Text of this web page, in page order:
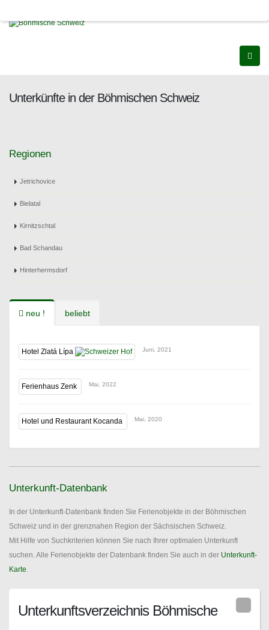
Unterkünfte in der Böhmischen Schweiz
Regionen
Jetrichovice
Bielatal
Kirnitzschtal
Bad Schandau
Hinterhermsdorf
neu ! beliebt
Hotel Zlatá Lípa Juni, 2021
Ferienhaus Zenk Mai, 2022
Hotel und Restaurant Kocanda Mai, 2020
Unterkunft-Datenbank
In der Unterkunft-Datenbank finden Sie Ferienobjekte in der Böhmischen
Schweiz und in der grenznahen Region der Sächsischen Schweiz.
Mit Hilfe von Suchkriterien können Sie nach Ihrer optimalen Unterkunft
suchen. Alle Ferienobjekte der Datenbank finden Sie auch in der Unterkunft-
Karte.
Unterkunftsverzeichnis Böhmische